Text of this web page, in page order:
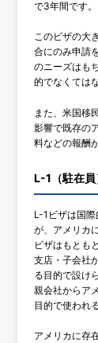
で3年間です。
このビザの大
合にのみ申請
のニーズはも
的でなくては
また、米国移
影響で既存の
料などの報酬
L-1（駐在員
L-1ビザは国
が、アメリカ
ビザはもとも
支店・子会社
る目的で設け
親会社からア
目的で使われ
アメリカに存